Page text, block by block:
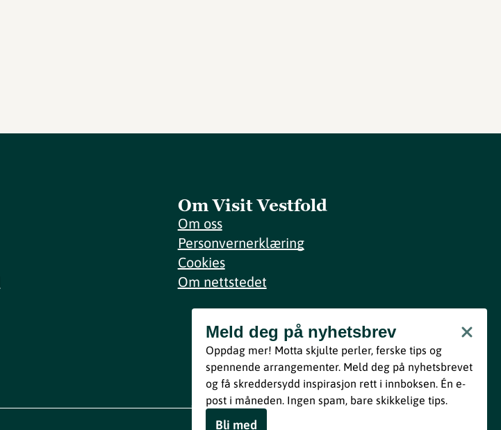
Om Visit Vestfold
Om oss
Personvernerklæring
Cookies
Om nettstedet
Meld deg på nyhetsbrev
Bli med
Ved å melde deg inn godtar du våre vilkår i henhold til vår
personvernerklæring.
Meld deg på nyhetsbrev
Oppdag mer! Motta skjulte perler, ferske tips og
spennende arrangementer. Meld deg på nyhetsbrevet
og få skreddersydd inspirasjon rett i innboksen. Én e-
post i måneden. Ingen spam, bare skikkelige tips.
Bli med